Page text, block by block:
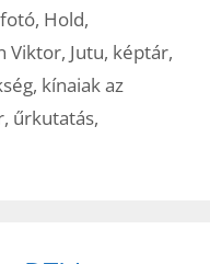
fotó, Hold,
Viktor, Jutu, képtár,
, kínaiak az
, űrkutatás,